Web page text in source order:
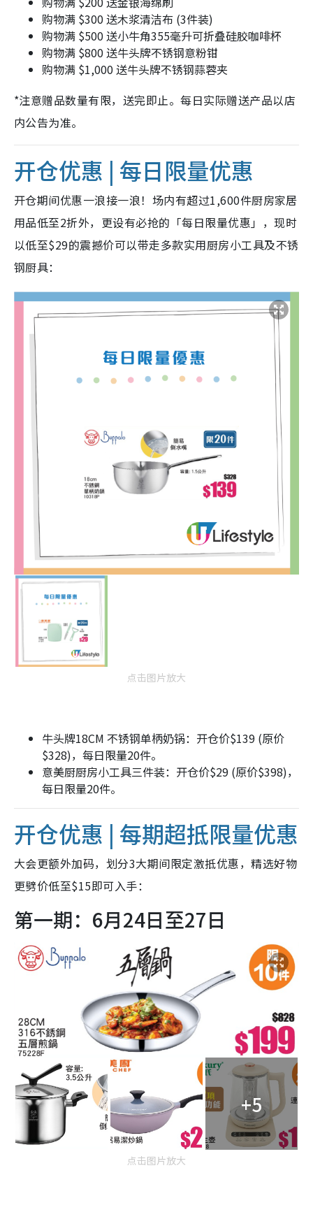
购物满 $300 送木浆清洁布 (3件装)
购物满 $500 送小牛角355毫升可折叠硅胶咖啡杯
购物满 $800 送牛头牌不锈钢意粉钳
购物满 $1,000 送牛头牌不锈钢蒜蓉夹
*注意赠品数量有限，送完即止。每日实际赠送产品以店
内公告为准。
开仓优惠 | 每日限量优惠
开仓期间优惠一浪接一浪！场内有超过1,600件厨房家居
用品低至2折外，更设有必抢的「每日限量优惠」，现时
以低至$29的震撼价可以带走多款实用厨房小工具及不锈
钢厨具：
点击图片放大
牛头牌18CM 不锈钢单柄奶锅：开仓价$139 (原价
$328)，每日限量20件。
意美厨厨房小工具三件装：开仓价$29 (原价$398)，
每日限量20件。
开仓优惠 | 每期超抵限量优惠
大会更额外加码，划分3大期间限定激抵优惠，精选好物
更劈价低至$15即可入手：
第一期：6月24日至27日
+5
点击图片放大